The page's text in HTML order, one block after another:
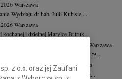
Warszawa
Wydziału dr hab. Julii Kubisie,...
Warszawa
kochanej i dzielnej Marylce Butruk...
Warszawa
żalem przyjęliśmy wiadomość, że 29...
07.08.2026 Warszawa
3 sierpnia 2026 roku zmarła Profesor...
z o.o. oraz jej Zaufani